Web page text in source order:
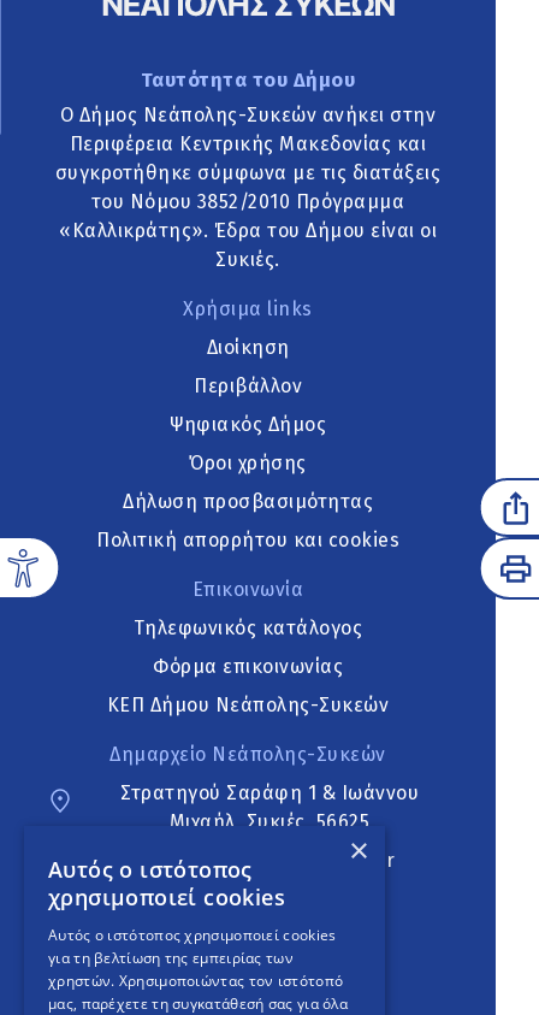
Ταυτότητα του Δήμου
Ο Δήμος Νεάπολης-Συκεών ανήκει στην
Περιφέρεια Κεντρικής Μακεδονίας και
συγκροτήθηκε σύμφωνα με τις διατάξεις
του Νόμου 3852/2010 Πρόγραμμα
«Καλλικράτης». Έδρα του Δήμου είναι οι
Συκιές.
Χρήσιμα links
Διοίκηση
Περιβάλλον
Ψηφιακός Δήμος
Όροι χρήσης
Δήλωση προσβασιμότητας
Πολιτική απορρήτου και cookies
Επικοινωνία
Τηλεφωνικός κατάλογος
Φόρμα επικοινωνίας
ΚΕΠ Δήμου Νεάπολης-Συκεών
Δημαρχείο Νεάπολης-Συκεών
Στρατηγού Σαράφη 1 & Ιωάννου
Μιχαήλ, Συκιές, 56625
neapoli.sykies@ddt.gov.gr
Ακολουθήστε
English Version
×
Αυτός ο ιστότοπος
χρησιμοποιεί cookies
Αυτός ο ιστότοπος χρησιμοποιεί cookies
για τη βελτίωση της εμπειρίας των
χρηστών. Χρησιμοποιώντας τον ιστότοπό
μας, παρέχετε τη συγκατάθεσή σας για όλα